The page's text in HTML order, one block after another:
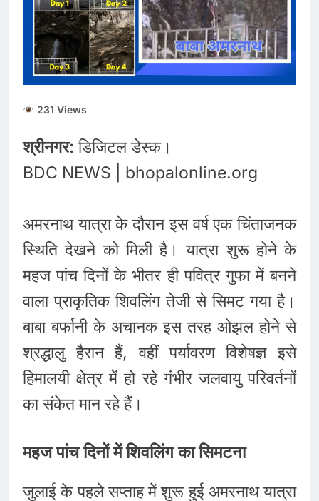
ताजा भाव
भारतीय शेयर बाजार में
सकारात्मक शुरुआत, सेंसेक्स-
निफ्टी हरे निशान पर खुले;
क्रूड ऑयल में नरमी
August 6, 2026
6 अगस्त 2026 पंचांग, मूलांक
और राशिफल: जानिए आज का
231 Views
श्रीनगर: डिजिटल डेस्क।
BDC NEWS | bhopalonline.org
अमरनाथ यात्रा के दौरान इस वर्ष एक चिंताजनक
स्थिति देखने को मिली है। यात्रा शुरू होने के
महज पांच दिनों के भीतर ही पवित्र गुफा में बनने
वाला प्राकृतिक शिवलिंग तेजी से सिमट गया है।
बाबा बर्फानी के अचानक इस तरह ओझल होने से
श्रद्धालु हैरान हैं, वहीं पर्यावरण विशेषज्ञ इसे
हिमालयी क्षेत्र में हो रहे गंभीर जलवायु परिवर्तनों
का संकेत मान रहे हैं।
महज पांच दिनों में शिवलिंग का सिमटना
जुलाई के पहले सप्ताह में शुरू हुई अमरनाथ यात्रा